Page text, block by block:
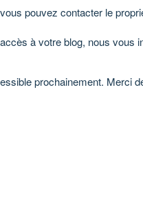
pouvez contacter le
à votre blog, nous vous
prochainement. Merci